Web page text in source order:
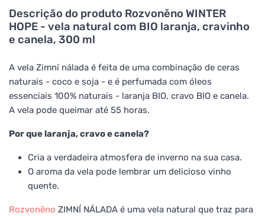
Descrição do produto Rozvoněno WINTER
HOPE - vela natural com BIO laranja, cravinho
e canela, 300 ml
A vela Zimní nálada é feita de uma combinação de ceras
naturais - coco e soja - e é perfumada com óleos
essenciais 100% naturais - laranja BIO, cravo BIO e canela.
A vela pode queimar até 55 horas.
Por que laranja, cravo e canela?
Cria a verdadeira atmosfera de inverno na sua casa.
O aroma da vela pode lembrar um delicioso vinho
quente.
Rozvoněno ZIMNÍ NÁLADA é uma vela natural que traz para